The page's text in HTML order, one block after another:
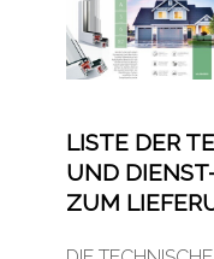
LISTE DER
UND
ZUM